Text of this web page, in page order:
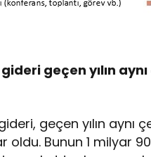
geçen yılın
geçen yılın
oldu. Bunun 1 milyar